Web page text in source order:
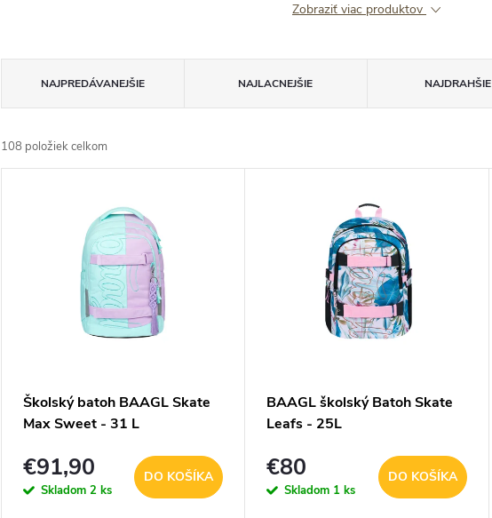
Zobraziť viac produktov
a
d
NAJPREDÁVANEJŠIE NAJLACNEJŠIE NAJDRAHŠIE
108 položiek celkom
Školský batoh BAAGL Skate
Max Sweet - 31 L
€91,90
Skladom 2 ks
DO KOŠÍKA
BAAGL školský Batoh Skate
Leafs - 25L
€80
Skladom 1 ks
DO KOŠÍKA